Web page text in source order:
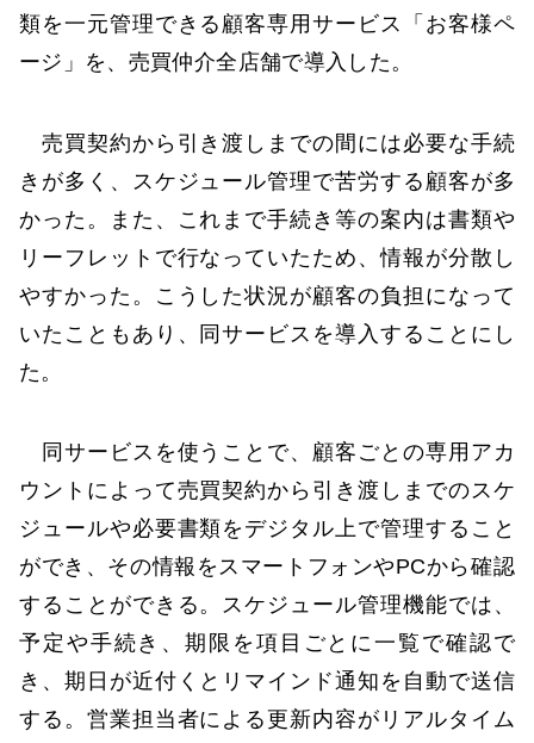
類を一元管理できる顧客専用サービス「お客様ペ
ージ」を、売買仲介全店舗で導入した。
売買契約から引き渡しまでの間には必要な手続
きが多く、スケジュール管理で苦労する顧客が多
かった。また、これまで手続き等の案内は書類や
リーフレットで行なっていたため、情報が分散し
やすかった。こうした状況が顧客の負担になって
いたこともあり、同サービスを導入することにし
た。
同サービスを使うことで、顧客ごとの専用アカ
ウントによって売買契約から引き渡しまでのスケ
ジュールや必要書類をデジタル上で管理すること
ができ、その情報をスマートフォンやPCから確認
することができる。スケジュール管理機能では、
予定や手続き、期限を項目ごとに一覧で確認で
き、期日が近付くとリマインド通知を自動で送信
する。営業担当者による更新内容がリアルタイム